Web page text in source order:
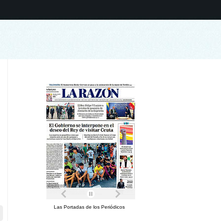
Las Portadas de los Periódicos